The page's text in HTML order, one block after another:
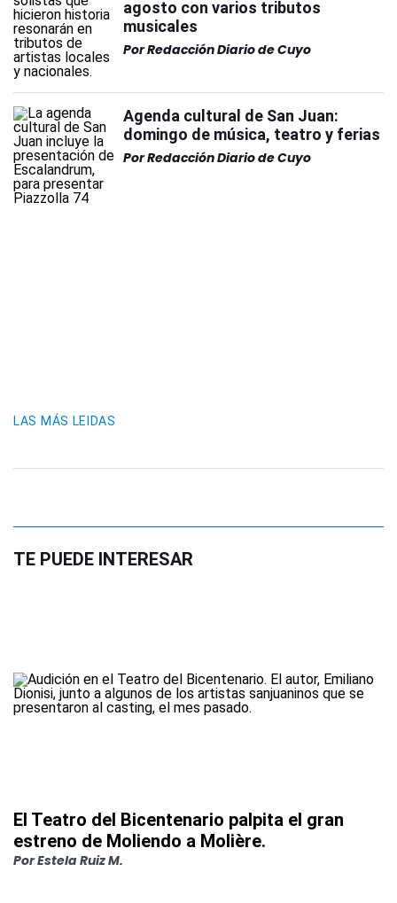
agosto con varios tributos
musicales
PorRedacción Diario de Cuyo
Agenda cultural de San Juan:
domingo de música, teatro y ferias
PorRedacción Diario de Cuyo
LAS MÁS LEIDAS
TE PUEDE INTERESAR
El Teatro del Bicentenario palpita el gran
estreno de Moliendo a Molière.
PorEstela Ruiz M.